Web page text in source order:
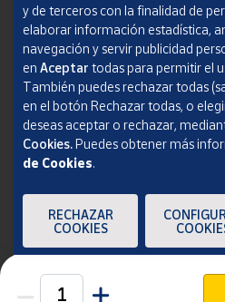
Aviso legal
Condiciones del servicio
Política de Privacidad Web
Informe de transparencia
SOCIEDAD ESTATAL CORREOS Y
y de terceros con la finalidad de
elaborar información estadística,
navegación y servir publicidad
en Aceptar todas para permitir el
También puedes rechazar todas
en el botón Rechazar todas, o
deseas aceptar o rechazar,
Cookies.Puedes obtener más
de Cookies.
RECHAZAR
COOKIES